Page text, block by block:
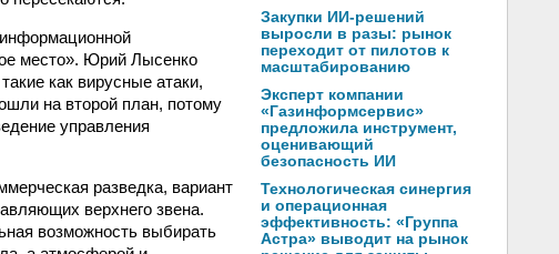
место». Юрий Лысенко
как вирусные атаки,
на второй план, потому
управления
разведка, вариант
верхнего звена.
возможность выбирать
Закупки ИИ-решений
выросли в разы: рынок
переходит от пилотов к
масштабированию
Эксперт компании
«Газинформсервис»
предложила инструмент,
оценивающий
безопасность ИИ
Технологическая синергия
и операционная
эффективность: «Группа
Астра» выводит на рынок